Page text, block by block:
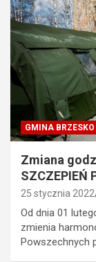
GMINA BRZESKO
Zmiana
SZCZEPIEŃ
25 stycznia 2022
Od dnia 01
zmienia
Powszechnych